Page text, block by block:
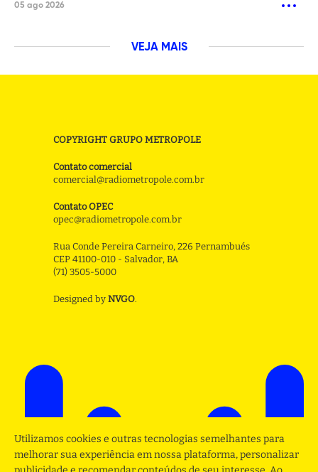
05 ago 2026
VEJA MAIS
COPYRIGHT GRUPO METROPOLE
Contato comercial
comercial@radiometropole.com.br
Contato OPEC
opec@radiometropole.com.br
Rua Conde Pereira Carneiro, 226 Pernambués
CEP 41100-010 - Salvador, BA
(71) 3505-5000
Designed by NVGO.
Utilizamos cookies e outras tecnologias semelhantes para
melhorar sua experiência em nossa plataforma, personalizar